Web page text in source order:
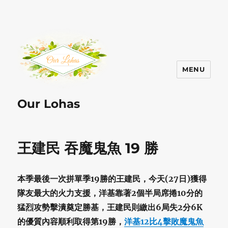
Our Lohas
MENU
王建民 吞魔鬼魚 19 勝
本季最後一次拼單季19勝的王建民，今天(27日)獲得
隊友最大的火力支援，洋基靠著2個半局席捲10分的
猛烈攻勢擊潰奠定勝基，王建民則繳出6局失2分6K
的優質內容順利取得第19勝，洋基12比4擊敗魔鬼魚